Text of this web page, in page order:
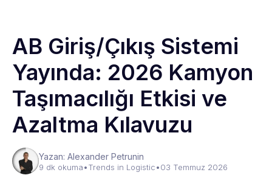
AB Giriş/Çıkış Sistemi
Yayında: 2026 Kamyon
Taşımacılığı Etkisi ve
Azaltma Kılavuzu
Yazan: Alexander Petrunin
9 dk okuma•Trends in Logistic•03 Temmuz 2026